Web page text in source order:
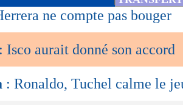
ne compte pas bouger
: Isco aurait donné son accord
: Ronaldo, Tuchel calme le